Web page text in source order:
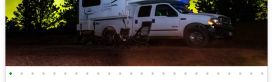
• • • • • • • • • • • • • • • • • • • • • • • •